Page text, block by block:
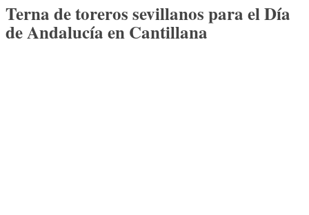
Terna de toreros sevillanos para el Día
de Andalucía en Cantillana